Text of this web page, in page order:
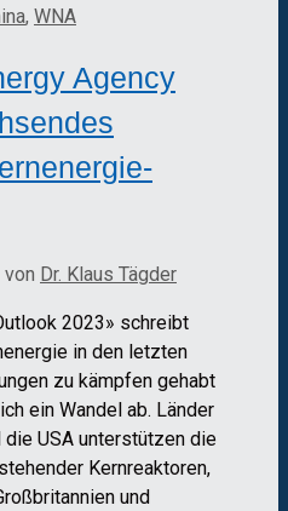
, WNA
Agency
von Dr. Klaus Tägder
2023» schreibt
in den letzten
zu kämpfen gehabt
ein Wandel ab. Länder
die USA unterstützen die
Kernreaktoren,
und